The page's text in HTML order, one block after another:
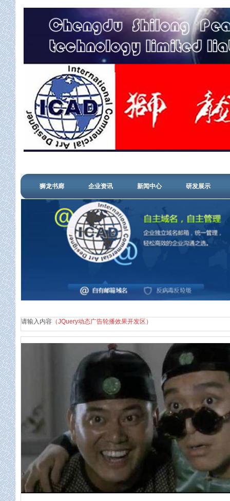
狮龙书廊 企业资讯 新闻中心 研发展示
管理登陆 信用查询
请输入内容 （JQuery动态广告轮播效果开发区）